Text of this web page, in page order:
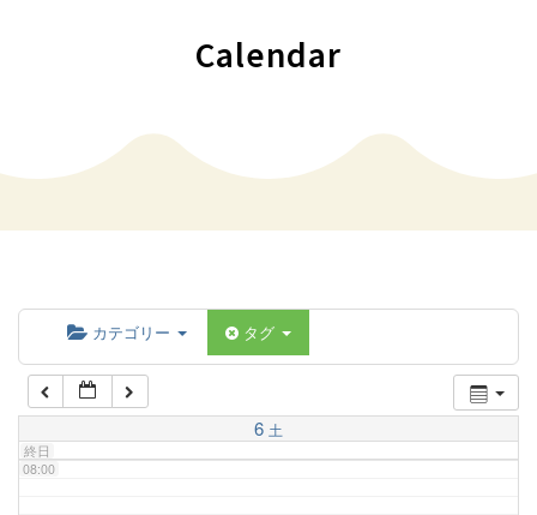
Calendar
カテゴリー タグ
6 土
終日
04:00
07:00
08:00